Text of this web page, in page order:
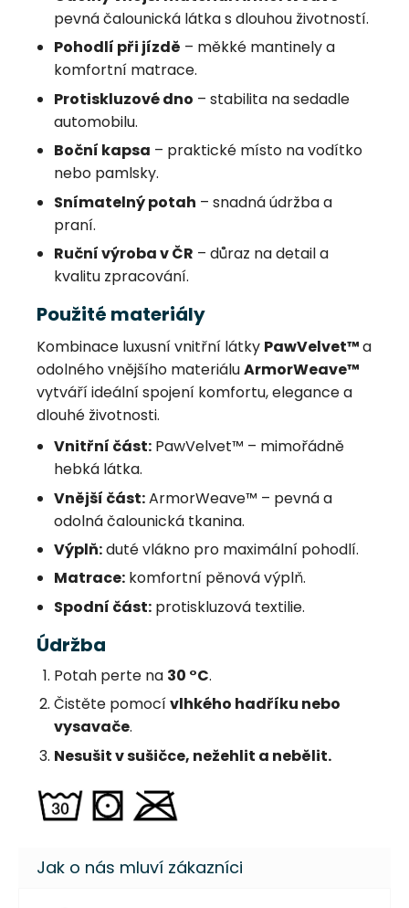
pevná čalounická látka s dlouhou životností.
Pohodlí při jízdě – měkké mantinely a
komfortní matrace.
Protiskluzové dno – stabilita na sedadle
automobilu.
Boční kapsa – praktické místo na vodítko
nebo pamlsky.
Snímatelný potah – snadná údržba a
praní.
Ruční výroba v ČR – důraz na detail a
kvalitu zpracování.
Použité materiály
Kombinace luxusní vnitřní látky PawVelvet™a
odolného vnějšího materiáluArmorWeave™
vytváří ideální spojení komfortu, elegance a
dlouhé životnosti.
Vnitřní část: PawVelvet™ – mimořádně
hebká látka.
Vnější část:ArmorWeave™ – pevná a
odolná čalounická tkanina.
Výplň:duté vlákno pro maximální pohodlí.
Matrace: komfortní pěnová výplň.
Spodní část: protiskluzová textilie.
Údržba
Potah perte na 30 °C.
Čistěte pomocívlhkého hadříku nebo
vysavače.
Nesušit v sušičce, nežehlit a nebělit.